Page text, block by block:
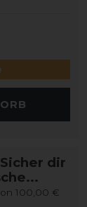
dir
100,00 €